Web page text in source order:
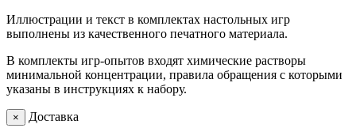
Иллюстрации и текст в комплектах настольных игр
выполнены из качественного печатного материала.
В комплекты игр-опытов входят химические растворы
минимальной концентрации, правила обращения с которыми
указаны в инструкциях к набору.
× Доставка